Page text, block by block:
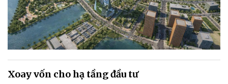
Xoay vốn cho hạ tầng đầu tư